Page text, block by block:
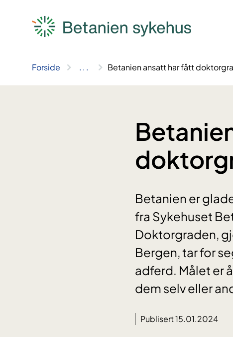
Forside .. . Betanien ansatt har fått
Betanien er
fra Sykehuset
Doktorgraden,
Bergen, tar for
adferd. Målet er
dem selv eller
Publisert 15.01.2024